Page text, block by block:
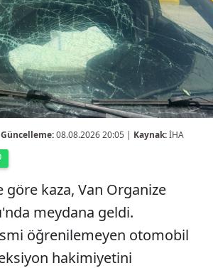
08.08.2026 20:05 | Kaynak:İHA
göre kaza, Van Organize
meydana geldi.
öğrenilemeyen otomobil
hakimiyetini